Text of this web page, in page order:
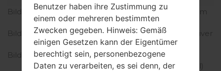
Bildschirmgröße
5.1 Zoll (~70.7% Bildschirm
zu Körper Verhältnis)
Bildschirmtyp
Super AMOLED kapazitiver
Touchscreen
Bildschirmerweiterung
1440 x 2560 Pixel (~577
Dichte der Pixel pro Zoll)
Benutzer haben ihre Zustimmung zu
einem oder mehreren bestimmten
Zwecken gegeben. Hinweis: Gemäß
einigen Gesetzen kann der Eigentümer
berechtigt sein, personenbezogene
Daten zu verarbeiten, es sei denn, der